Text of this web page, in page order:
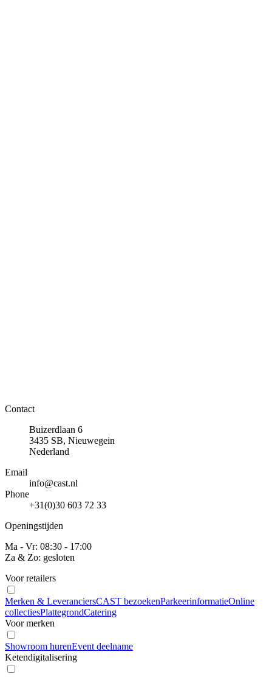
Contact
Buizerdlaan 6
3435 SB, Nieuwegein
Nederland
Email
info@cast.nl
Phone
+31(0)30 603 72 33
Openingstijden
Ma - Vr: 08:30 - 17:00
Za & Zo: gesloten
Voor retailers
Merken & LeveranciersCAST bezoekenParkeerinformatieOnline
collectiesPlattegrondCatering
Voor merken
Showroom hurenEvent deelname
Ketendigitalisering